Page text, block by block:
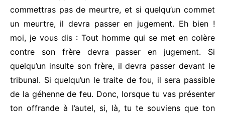
commettras pas de meurtre, et si quelqu’un commet
un meurtre, il devra passer en jugement. Eh bien !
moi, je vous dis : Tout homme qui se met en colère
contre son frère devra passer en jugement. Si
quelqu’un insulte son frère, il devra passer devant le
tribunal. Si quelqu’un le traite de fou, il sera passible
de la géhenne de feu. Donc, lorsque tu vas présenter
ton offrande à l’autel, si, là, tu te souviens que ton